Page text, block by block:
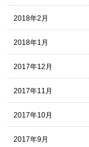
2018年2月
2018年1月
2017年12月
2017年11月
2017年10月
2017年9月